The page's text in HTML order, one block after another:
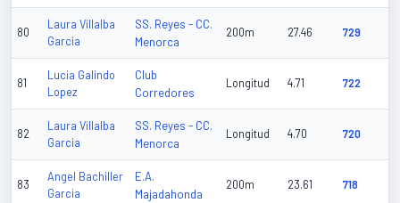
80
Laura Villalba
Garcia
SS. Reyes - CC.
Menorca
200m 27.46 729
81
Lucia Galindo
Lopez
Club
Corredores
Longitud 4.71 722
82
Laura Villalba
Garcia
SS. Reyes - CC.
Menorca
Longitud 4.70 720
83
Angel Bachiller
Garcia
E.A.
Majadahonda
200m 23.61 718